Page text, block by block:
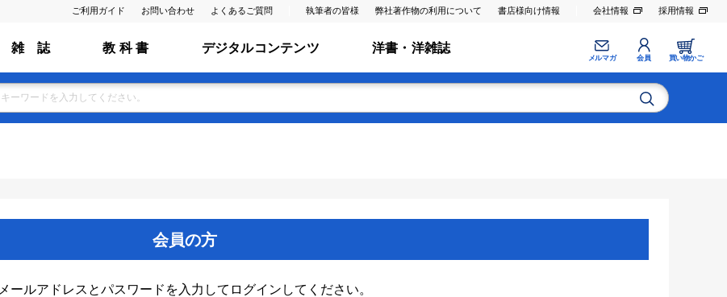
ご利用ガイド お問い合わせ よくあるご質問 執筆者の皆様 弊社著作物の利用について 書店様向け情報 会社情報 採用情報
雑 誌 教 科 書 デジタルコンテンツ 洋書・洋雑誌
メルマガ 会員 買い物かご
会員の方
メールアドレスとパスワードを入力してログインしてください。